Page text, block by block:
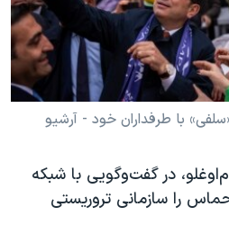
۲۰۲۴
با طرفداران خود - آرشیو
در گفت‌و‌گویی با شبکه
را سازمانی تروریستی